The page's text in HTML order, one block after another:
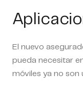
El nuevo
pueda necesitar
móviles ya no son